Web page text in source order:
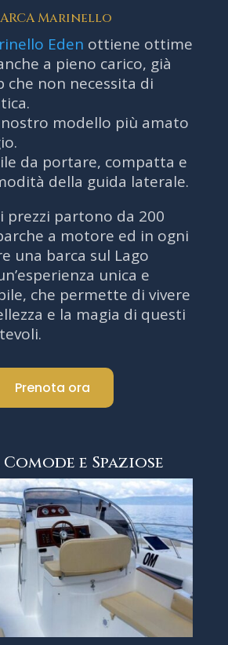
Marinello
Eden ottiene ottime
a pieno carico, già
che non necessita di
nostro modello più amato
da portare, compatta e
della guida laterale.
prezzi partono da 200
a motore ed in ogni
una barca sul Lago
unica e
che permette di vivere
e la magia di questi
Prenota ora
e Spaziose